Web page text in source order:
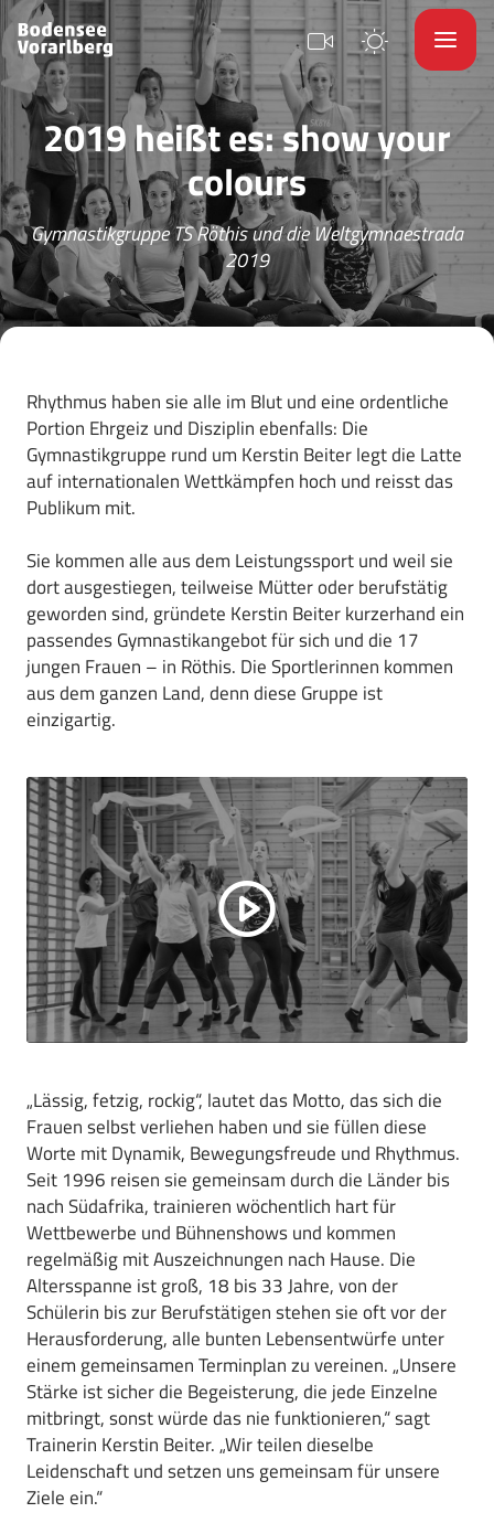
2019 heißt es: show your
colours
Gymnastikgruppe TS Röthis und die Weltgymnaestrada
2019
Rhythmus haben sie alle im Blut und eine ordentliche
Portion Ehrgeiz und Disziplin ebenfalls: Die
Gymnastikgruppe rund um Kerstin Beiter legt die Latte
auf internationalen Wettkämpfen hoch und reisst das
Publikum mit.
Sie kommen alle aus dem Leistungssport und weil sie
dort ausgestiegen, teilweise Mütter oder berufstätig
geworden sind, gründete Kerstin Beiter kurzerhand ein
passendes Gymnastikangebot für sich und die 17
jungen Frauen – in Röthis. Die Sportlerinnen kommen
aus dem ganzen Land, denn diese Gruppe ist
einzigartig.
„Lässig, fetzig, rockig“, lautet das Motto, das sich die
Frauen selbst verliehen haben und sie füllen diese
Worte mit Dynamik, Bewegungsfreude und Rhythmus.
Seit 1996 reisen sie gemeinsam durch die Länder bis
nach Südafrika, trainieren wöchentlich hart für
Wettbewerbe und Bühnenshows und kommen
regelmäßig mit Auszeichnungen nach Hause. Die
Altersspanne ist groß, 18 bis 33 Jahre, von der
Schülerin bis zur Berufstätigen stehen sie oft vor der
Herausforderung, alle bunten Lebensentwürfe unter
einem gemeinsamen Terminplan zu vereinen. „Unsere
Stärke ist sicher die Begeisterung, die jede Einzelne
mitbringt, sonst würde das nie funktionieren,“ sagt
Trainerin Kerstin Beiter. „Wir teilen dieselbe
Leidenschaft und setzen uns gemeinsam für unsere
Ziele ein.“